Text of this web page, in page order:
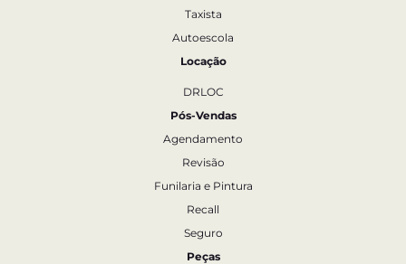
Taxista
Autoescola
Locação
DRLOC
Pós-Vendas
Agendamento
Revisão
Funilaria e Pintura
Recall
Seguro
Peças